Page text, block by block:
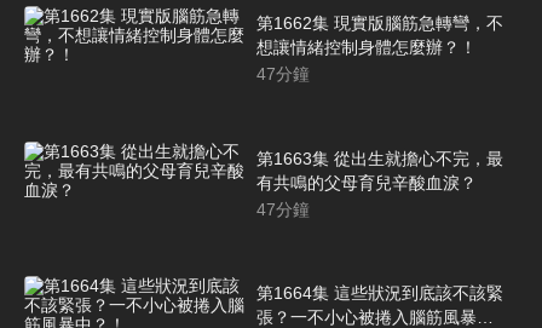
第1662集 現實版腦筋急轉彎，不
想讓情緒控制身體怎麼辦？！
47分鐘
第1663集 從出生就擔心不完，最
有共鳴的父母育兒辛酸血淚？
47分鐘
第1664集 這些狀況到底該不該緊
張？一不小心被捲入腦筋風暴